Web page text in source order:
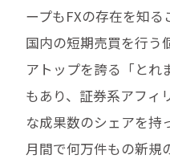
ープもFXの存在を知る
国内の短期売買を行う
アトップを誇る「とれ
もあり、証券系アフィ
な成果数のシェアを持
月間で何万件もの新規